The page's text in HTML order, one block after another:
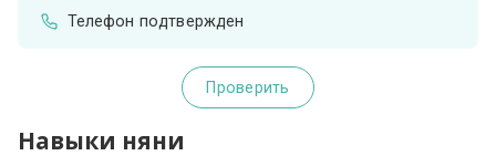
Телефон подтвержден
Проверить
Навыки няни